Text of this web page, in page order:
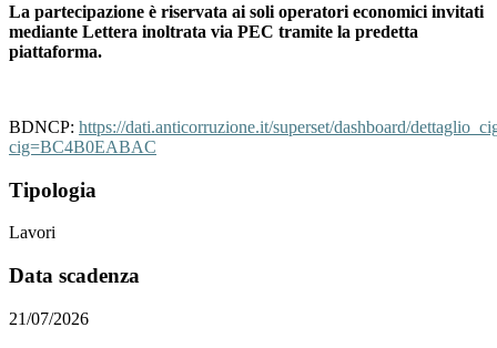
La partecipazione è riservata ai soli operatori economici invitati
mediante Lettera inoltrata via PEC tramite la predetta
piattaforma.
BDNCP: https://dati.anticorruzione.it/superset/dashboard/
cig=BC4B0EABAC
Tipologia
Lavori
Data scadenza
21/07/2026